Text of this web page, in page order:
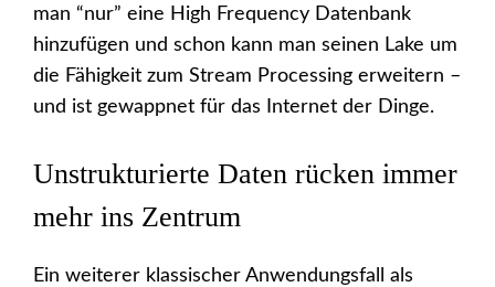
man “nur” eine High Frequency Datenbank
hinzufügen und schon kann man seinen Lake um
die Fähigkeit zum Stream Processing erweitern –
und ist gewappnet für das Internet der Dinge.
Unstrukturierte Daten rücken immer
mehr ins Zentrum
Ein weiterer klassischer Anwendungsfall als